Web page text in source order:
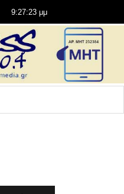
9:27:24 μμ